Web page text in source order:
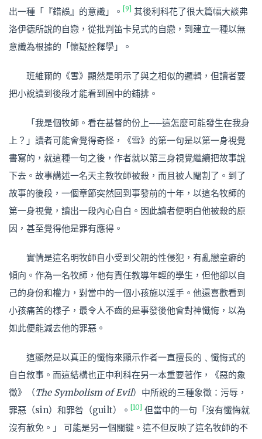
出一種「『錯誤』的意識」。
[9]
其後利科花了很大篇幅大談弗
洛伊德所說的自戀，從批判笛卡兒式的自戀，到建立一種以無
意識為根據的「懷疑詮釋學」。
班維爾的《雪》顯然是明示了與之相似的邏輯，但讀者要
把小說讀到後段才能看到固中的鋪排。
「我是個牧師。看在基督的份上──這怎麼可能發生在我身
上？」讀者可能會覺得奇怪，《雪》的第一句是以第一身視覺
書寫的，就這種一句之後，作者就以第三身視覺繼續把故事說
下去。故事講述一名天主教牧師被殺，而且被人閹割了。到了
故事的後段，一個章節突然回到事發前的十年，以這名牧師的
第一身視覺，讀出一段內心自白。因此讀者便明白他被殺的原
因，甚至覺得他是罪有應得。
實情是這名明牧師自小受到父親的性侵犯，有亂戀童癖的
傾向。作為一名牧師，他有責任教導年輕的學生，但他卻以自
己的身份和權力，對當中的一個小孩施以淫手。他還喜歡看到
小孩痛苦的樣子，最令人不齒的是事發後他會對神懺悔，以為
如此便能減去他的罪惡。
這顯然是以真正的懺悔來顯示作者一直擅長的﹑懺悔式的
自白敘事。而這結構也正中利科在另一本重要著作，《惡的象
徵》（The Symbolism of Evil）中所說的三種象徵：污辱，
罪惡（sin）和罪咎（guilt）。
[10]
但當中的一句「沒有懺悔就
沒有赦免。」 可能是另一個關鍵。這不但反映了這名牧師的不